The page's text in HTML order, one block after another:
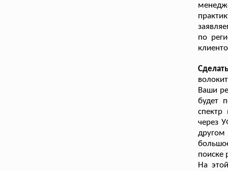
по
Ваши
будет
спектр
через
другом
поиске
На